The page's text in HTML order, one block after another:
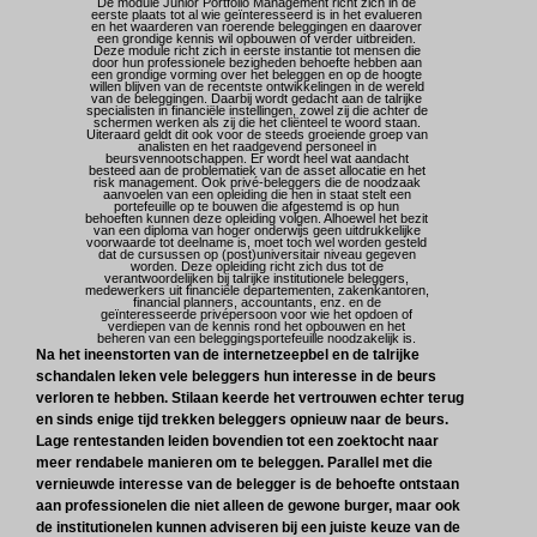
eerste plaats tot al wie geïnteresseerd is in het evalueren
en het waarderen van roerende beleggingen en daarover
een grondige kennis wil opbouwen of verder uitbreiden.
Deze module richt zich in eerste instantie tot mensen die
door hun professionele bezigheden behoefte hebben aan
een grondige vorming over het beleggen en op de hoogte
willen blijven van de recentste ontwikkelingen in de wereld
van de beleggingen. Daarbij wordt gedacht aan de talrijke
specialisten in financiële instel­lingen, zowel zij die achter de
schermen wer­ken als zij die het cliënteel te woord staan.
Uiteraard geldt dit ook voor de steeds groeiende groep van
analisten en het raadgevend personeel in
beursvennootschappen. Er wordt heel wat aandacht
besteed aan de problematiek van de asset allocatie en het
risk management. Ook privé-beleggers die de noodzaak
aanvoelen van een opleiding die hen in staat stelt een
portefeuille op te bouwen die afgestemd is op hun
behoeften kunnen deze opleiding volgen. Alhoewel het bezit
van een diploma van hoger onderwijs geen uitdrukkelijke
voorwaarde tot deelname is, moet toch wel worden gesteld
dat de cursussen op (post)universitair niveau gegeven
worden. Deze opleiding richt zich dus tot de
verantwoordelijken bij talrijke institutionele beleggers,
medewerkers uit financiële departementen, zakenkantoren,
financial planners, accountants, enz. en de
geïnteresseerde privépersoon voor wie het opdoen of
verdiepen van de kennis rond het opbouwen en het
beheren van een beleggingsportefeuille noodzakelijk is.
Na het ineenstorten van de internetzeepbel en de talrijke
schandalen leken vele beleggers hun interesse in de beurs
verloren te hebben. Stilaan keerde het vertrouwen echter terug
en sinds enige tijd trekken beleggers opnieuw naar de beurs.
Lage rentestanden leiden bovendien tot een zoektocht naar
meer rendabele manieren om te beleggen. Parallel met die
vernieuwde interesse van de belegger is de behoefte ontstaan
aan professionelen die niet alleen de gewone burger, maar ook
de institutionelen kunnen adviseren bij een juiste keuze van de